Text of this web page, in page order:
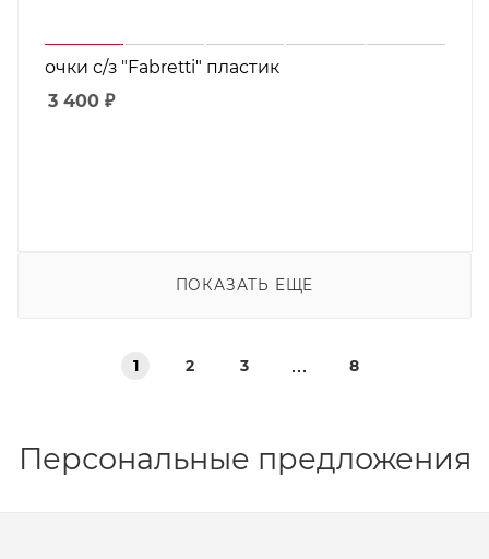
очки с/з "Fabretti" пластик
3 400 ₽
ПОКАЗАТЬ ЕЩЕ
1 2 3 8
Персональные предложения